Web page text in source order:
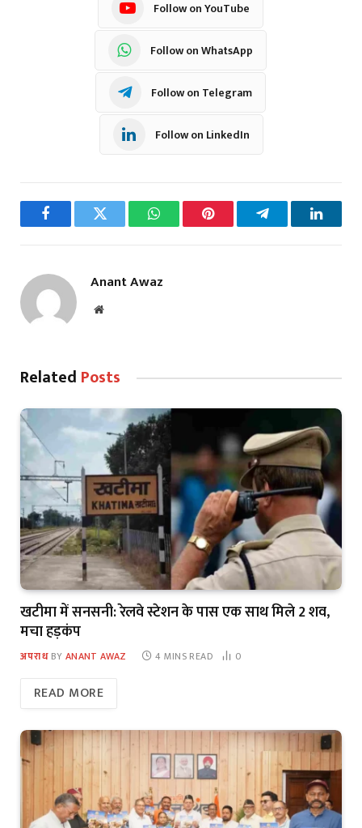
Follow on YouTube
Follow on WhatsApp
Follow on Telegram
Follow on LinkedIn
FacebookTwitter WhatsAppPinterest Telegram
Anant Awaz
Website
Related Posts
खटीमा में सनसनी: रेलवे स्टेशन के पास एक साथ मिले 2 शव,
मचा हड़कंप
अपराध BY ANANT AWAZ 4 MINS READ 0
READ MORE